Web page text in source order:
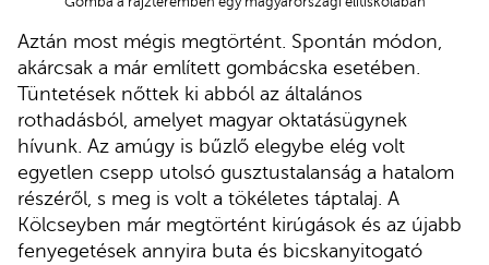
Aztán most mégis megtörtént. Spontán módon,
akárcsak a már említett gombácska esetében.
Tüntetések nőttek ki abból az általános
rothadásból, amelyet magyar oktatásügynek
hívunk. Az amúgy is bűzlő elegybe elég volt
egyetlen csepp utolsó gusztustalanság a hatalom
részéről, s meg is volt a tökéletes táptalaj. A
Kölcseyben már megtörtént kirúgások és az újabb
fenyegetések annyira buta és bicskanyitogató